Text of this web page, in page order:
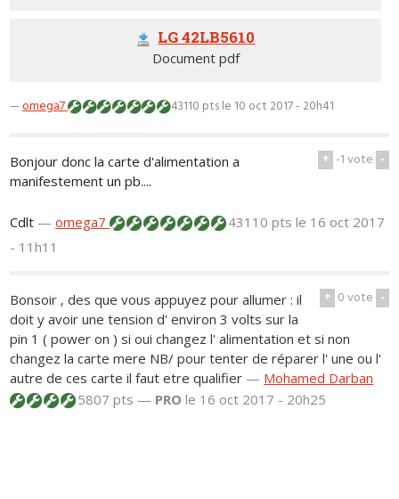
LG 42LB5610
Document pdf
—omega7 43110 ptsle 10 oct 2017 - 20h41
+ -1vote -
Bonjour donc la carte d'alimentation a
manifestement un pb....
Cdlt —omega7 43110 ptsle 16 oct 2017
- 11h11
+ 0vote -
Bonsoir , des que vous appuyez pour allumer : il
doit y avoir une tension d' environ 3 volts sur la
pin 1 ( power on ) si oui changez l' alimentation et si non
changez la carte mere NB/ pour tenter de réparer l' une ou l'
autre de ces carte il faut etre qualifier — Mohamed Darban
5807 pts — PRO le 16 oct 2017 - 20h25